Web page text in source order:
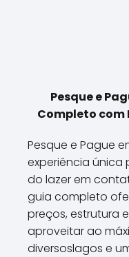
Pesque e
Completo com
Pesque e Pague
experiência
do lazer em
guia completo
preços, estrutura
aproveitar ao
diversoslagos e